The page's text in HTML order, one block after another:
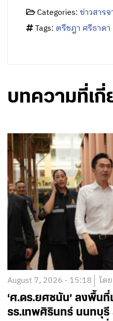
Categories:ข่าวสาร
Tags: ตรีชฎา ศรีธาดา
บทความที่เกี่
August 7, 2026 - 15:18 โด
‘ศ.ดร.ยศชนัน’ ลงพื้นที่
รร.เทพศิรินทร์ นนทบุรี